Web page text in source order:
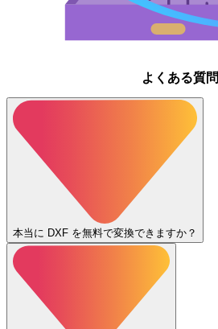
よくある質問
本当に DXF を無料で変換できますか？